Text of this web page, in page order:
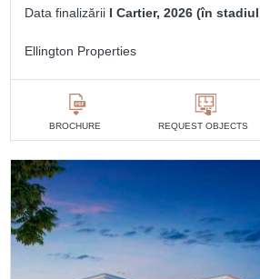
Data finalizării I Cartier, 2026 (în
Ellington Properties
BROCHURE REQUEST OBJECTS